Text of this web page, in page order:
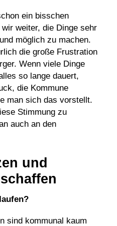
ein bisschen
weiter, die Dinge sehr
möglich zu machen.
die große Frustration
Wenn viele Dinge
so lange dauert,
die Kommune
man sich das vorstellt.
Stimmung zu
auch an den
und
sind kommunal kaum